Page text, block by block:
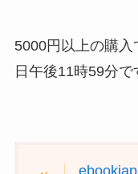
5000円以上の購
日午後11時59分で